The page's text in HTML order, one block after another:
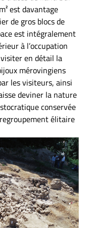
est davantage
de gros blocs de
est intégralement
à l’occupation
en détail la
mérovingiens
les visiteurs, ainsi
deviner la nature
conservée
élitaire